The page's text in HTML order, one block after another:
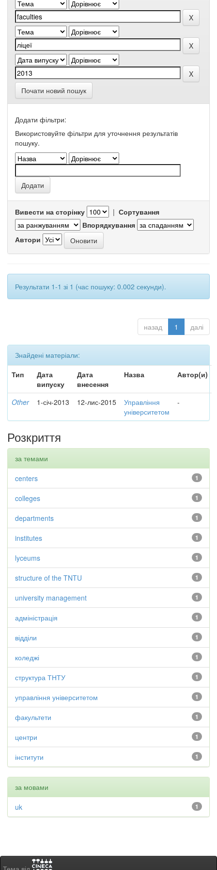
Почати новий пошук
Додати фільтри:
Використовуйте фільтри для уточнення результатів
пошуку.
Вивести на сторінку | Сортування
Впорядкування
Автори
Результати 1-1 зі 1 (час пошуку: 0.002 секунди).
назад 1 далі
Знайдені матеріали:
Тип
Дата
випуску
Дата
внесення
Назва Автор(и)
Other 1-січ-2013 12-лис-2015
Управління
університетом
-
Розкриття
за темами
1
centers
1
colleges
1
departments
1
institutes
1
lyceums
1
structure of the TNTU
1
university management
1
адміністрація
1
відділи
1
коледжі
1
структура ТНТУ
1
управління університетом
1
факультети
1
центри
1
інститути
за мовами
1
uk